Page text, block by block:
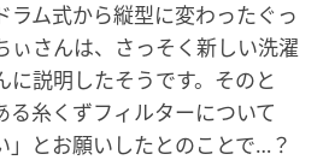
ラム式から縦型に変わったぐっ
ぃさんは、さっそく新しい洗濯
に説明したそうです。そのと
る糸くずフィルターについて
」とお願いしたとのことで…？